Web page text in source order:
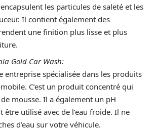
les particules de saleté et les
Il contient également des
une finition plus lisse et plus
Gold Car Wash:
entreprise spécialisée dans les produits
C’est un produit concentré qui
mousse. Il a également un pH
être utilisé avec de l’eau froide. Il ne
d’eau sur votre véhicule.